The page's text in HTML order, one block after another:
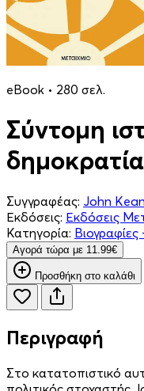
eBook • 280 σελ.
Σύντομη
Συγγραφέας: John
Εκδόσεις: Εκδόσεις
Κατηγορία:
Aγορά τώρα με 11.99€
Προσθήκη στο καλάθι
Περιγραφή
Στο κατατοπιστικό